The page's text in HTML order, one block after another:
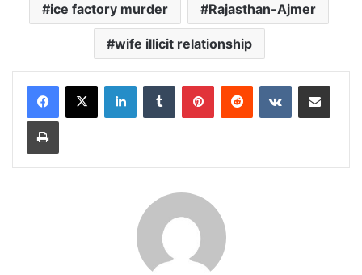
ice factory murder Rajasthan-Ajmer
wife illicit relationship
LinkedInTumblr PinterestReddit VKontakteShare via Email
Print